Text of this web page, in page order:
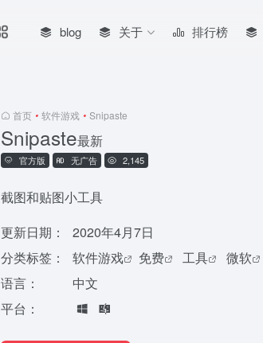
blog 关于 排行榜
首页 • 软件游戏 • Snipaste
Snipaste最新
官方版 无广告 2,145
截图和贴图小工具
更新日期：
2020年4月7日
分类标签：
软件游戏 免费 工具 微软
语言：
中文
平台：